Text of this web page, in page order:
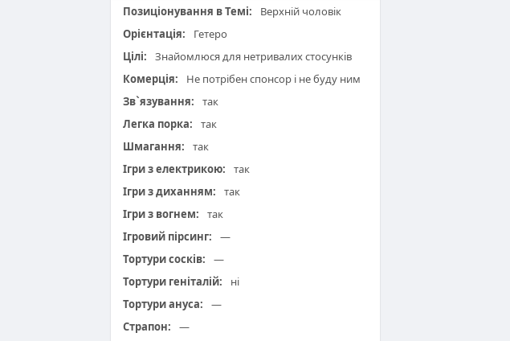
Позиціонування в Темі:
Верхній чоловік
Орієнтація:
Гетеро
Цілі:
Знайомлюся для нетривалих стосунків
Комерція:
Не потрібен спонсор і не буду ним
Зв`язування:
так
Легка порка:
так
Шмагання:
так
Ігри з електрикою:
так
Ігри з диханням:
так
Ігри з вогнем:
так
Ігровий пірсинг:
—
Тортури сосків:
—
Тортури геніталій:
ні
Тортури ануса:
—
Страпон:
—